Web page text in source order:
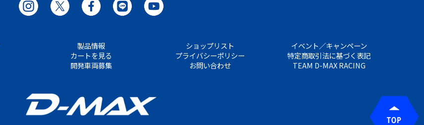
製品情報 ショップリスト
イベント／キャンペーン
カートを見る プライバシーポリシー
特定商取引法に基づく表記
開発車両募集 お問い合わせ TEAM D-MAX RACING